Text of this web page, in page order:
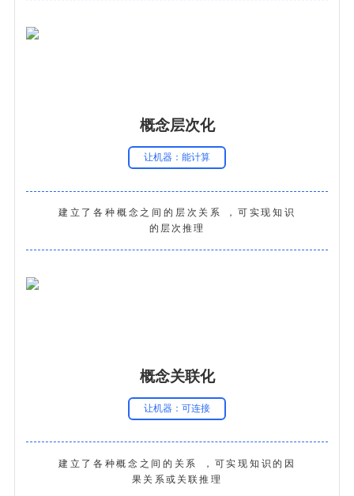
概念层次化
让机器：能计算
建立了各种概念之间的层次关系，可实现知识
的层次推理
概念关联化
让机器：可连接
建立了各种概念之间的关系，可实现知识的因
果关系或关联推理